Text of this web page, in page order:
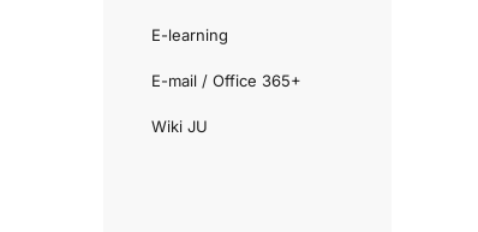
E-learning
E-mail / Office 365+
Wiki JU